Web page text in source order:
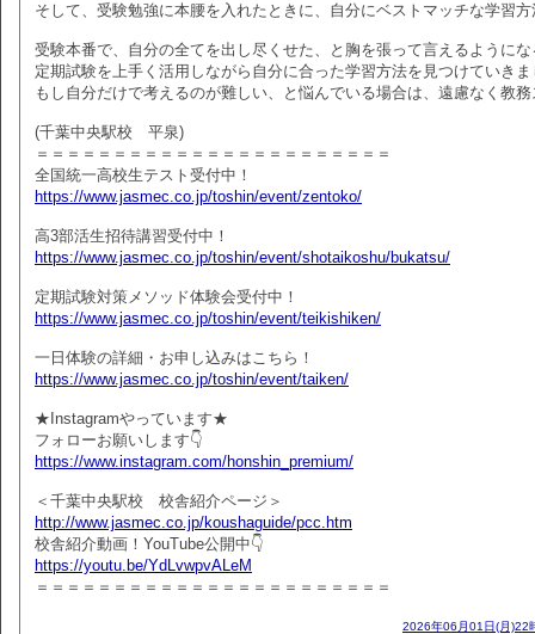
そして、受験勉強に本腰を入れたときに、自分にベストマッチな学習
受験本番で、自分の全てを出し尽くせた、と胸を張って言えるように
定期試験を上手く活用しながら自分に合った学習方法を見つけていき
もし自分だけで考えるのが難しい、と悩んでいる場合は、遠慮なく教
(千葉中央駅校 平泉)
＝＝＝＝＝＝＝＝＝＝＝＝＝＝＝＝＝＝＝＝＝＝＝
全国統一高校生テスト受付中！
https://www.jasmec.co.jp/toshin/event/zentoko/
高3部活生招待講習受付中！
https://www.jasmec.co.jp/toshin/event/shotaikoshu/bukatsu/
定期試験対策メソッド体験会受付中！
https://www.jasmec.co.jp/toshin/event/teikishiken/
一日体験の詳細・お申し込みはこちら！
https://www.jasmec.co.jp/toshin/event/taiken/
★Instagramやっています★
フォローお願いします👇
https://www.instagram.com/honshin_premium/
＜千葉中央駅校 校舎紹介ページ＞
http://www.jasmec.co.jp/koushaguide/pcc.htm
校舎紹介動画！YouTube公開中👇
https://youtu.be/YdLvwpvALeM
＝＝＝＝＝＝＝＝＝＝＝＝＝＝＝＝＝＝＝＝＝＝＝
2026年06月01日(月)22